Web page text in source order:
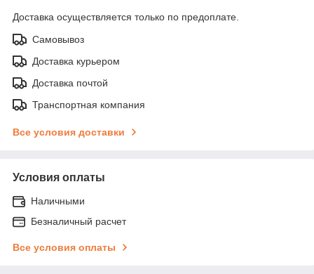
Доставка осуществляется только по предоплате.
Самовывоз
Доставка курьером
Доставка почтой
Транспортная компания
Все условия доставки
Условия оплаты
Наличными
Безналичный расчет
Все условия оплаты